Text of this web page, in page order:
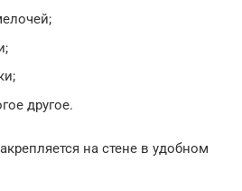
другое.
на стене в удобном